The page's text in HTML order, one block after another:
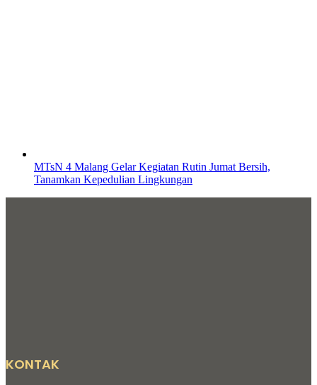
MTsN 4 Malang Gelar Kegiatan Rutin Jumat Bersih,
Tanamkan Kepedulian Lingkungan
KONTAK